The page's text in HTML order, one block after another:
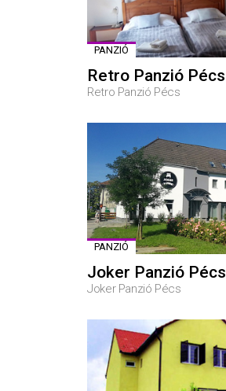
PANZIÓ
Retro Panzió Pécs
Retro Panzió Pécs
PANZIÓ
Joker Panzió Pécs
Joker Panzió Pécs